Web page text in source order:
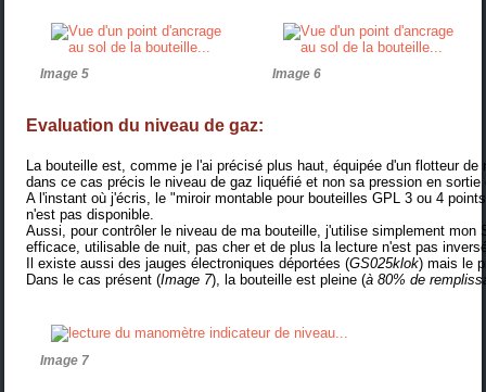
Image 5 Image 6
Evaluation du niveau de gaz:
La bouteille est, comme je l'ai précisé plus haut, équipée d'un flotteur
dans ce cas précis le niveau de gaz liquéfié et non sa pression en
A l'instant où j'écris, le "miroir montable pour bouteilles GPL 3 ou 4 points
n'est pas disponible.
Aussi, pour contrôler le niveau de ma bouteille, j'utilise simplement mon
efficace, utilisable de nuit, pas cher et de plus la lecture n'est pas
Il existe aussi desjauges électroniques déportées (GS025klok) mais le
Dans le cas présent (Image 7), la bouteille est pleine (à 80% de
Image 7